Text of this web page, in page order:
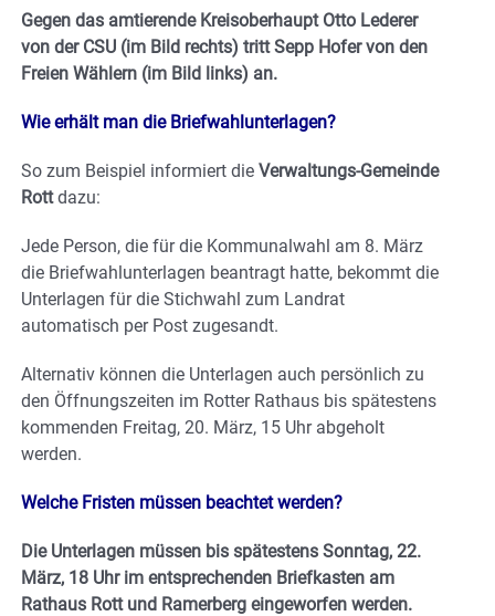
Gegen das amtierende Kreisoberhaupt Otto Lederer
von der CSU (im Bild rechts) tritt Sepp Hofer von den
Freien Wählern (im Bild links) an.
Wie erhält man die Briefwahlunterlagen?
So zum Beispiel informiert die Verwaltungs-Gemeinde
Rottdazu:
Jede Person, die für die Kommunalwahl am 8. März
die Briefwahlunterlagen beantragt hatte, bekommt die
Unterlagen für die Stichwahl zum Landrat
automatisch per Post zugesandt.
Alternativ können die Unterlagen auch persönlich zu
den Öffnungszeiten im Rotter Rathaus bis spätestens
kommenden Freitag, 20. März, 15 Uhr abgeholt
werden.
Welche Fristen müssen beachtet werden?
Die Unterlagen müssen bis spätestens Sonntag, 22.
März, 18 Uhr im entsprechenden Briefkasten am
Rathaus Rott und Ramerberg eingeworfen werden.